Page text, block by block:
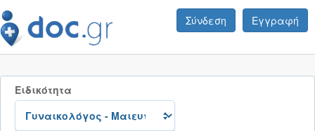
Σύνδεση Εγγραφή
Ειδικότητα